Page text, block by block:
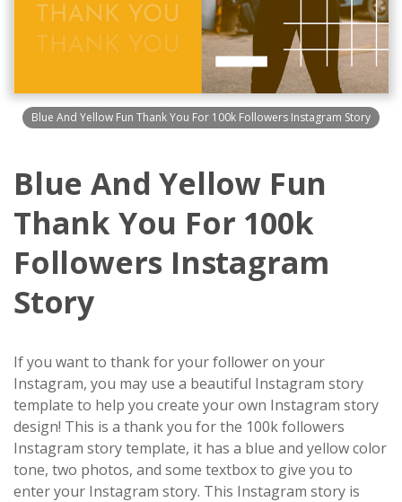
Blue And Yellow Fun Thank You For 100k Followers Instagram Story
Blue And Yellow Fun
Thank You For 100k
Followers Instagram
Story
If you want to thank for your follower on your
Instagram, you may use a beautiful Instagram story
template to help you create your own Instagram story
design! This is a thank you for the 100k followers
Instagram story template, it has a blue and yellow color
tone, two photos, and some textbox to give you to
enter your Instagram story. This Instagram story is